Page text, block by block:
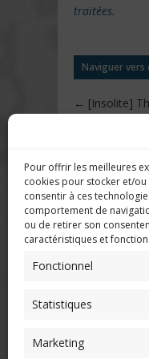
Pour offrir les meilleures
cookies pour stocker et/
consentir à ces
comportement de
ou de retirer son
caractéristiques et
Fonctionnel
Statistiques
Marketing
traitées.
Naviguer
← [Insolite]
Imerod.fr est
l'univers du
reproduction
sans
interdite.
Mentions